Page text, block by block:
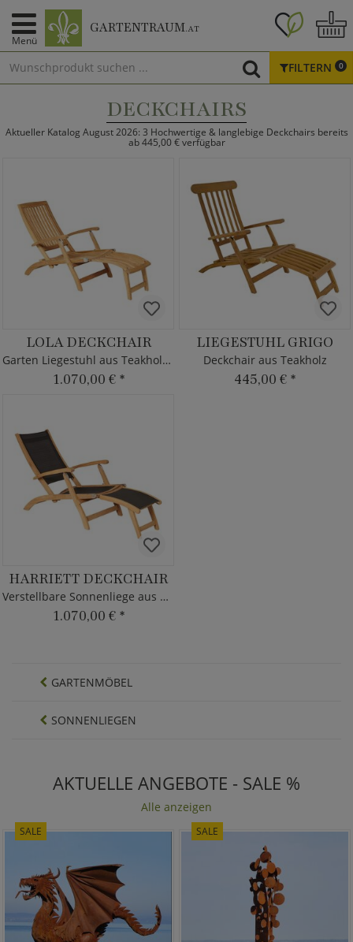
Menü
GARTENTRAUM.AT
FILTERN 0
DECKCHAIRS
Aktueller Katalog August 2026: 3 Hochwertige & langlebige Deckchairs bereits
ab 445,00 € verfügbar
LOLA DECKCHAIR
Garten Liegestuhl aus Teakholz - modern
1.070,00 € *
LIEGESTUHL GRIGO
Deckchair aus Teakholz
445,00 € *
HARRIETT DECKCHAIR
Verstellbare Sonnenliege aus Teakholz
1.070,00 € *
GARTENMÖBEL
SONNENLIEGEN
AKTUELLE ANGEBOTE - SALE %
Alle anzeigen
SALE SALE